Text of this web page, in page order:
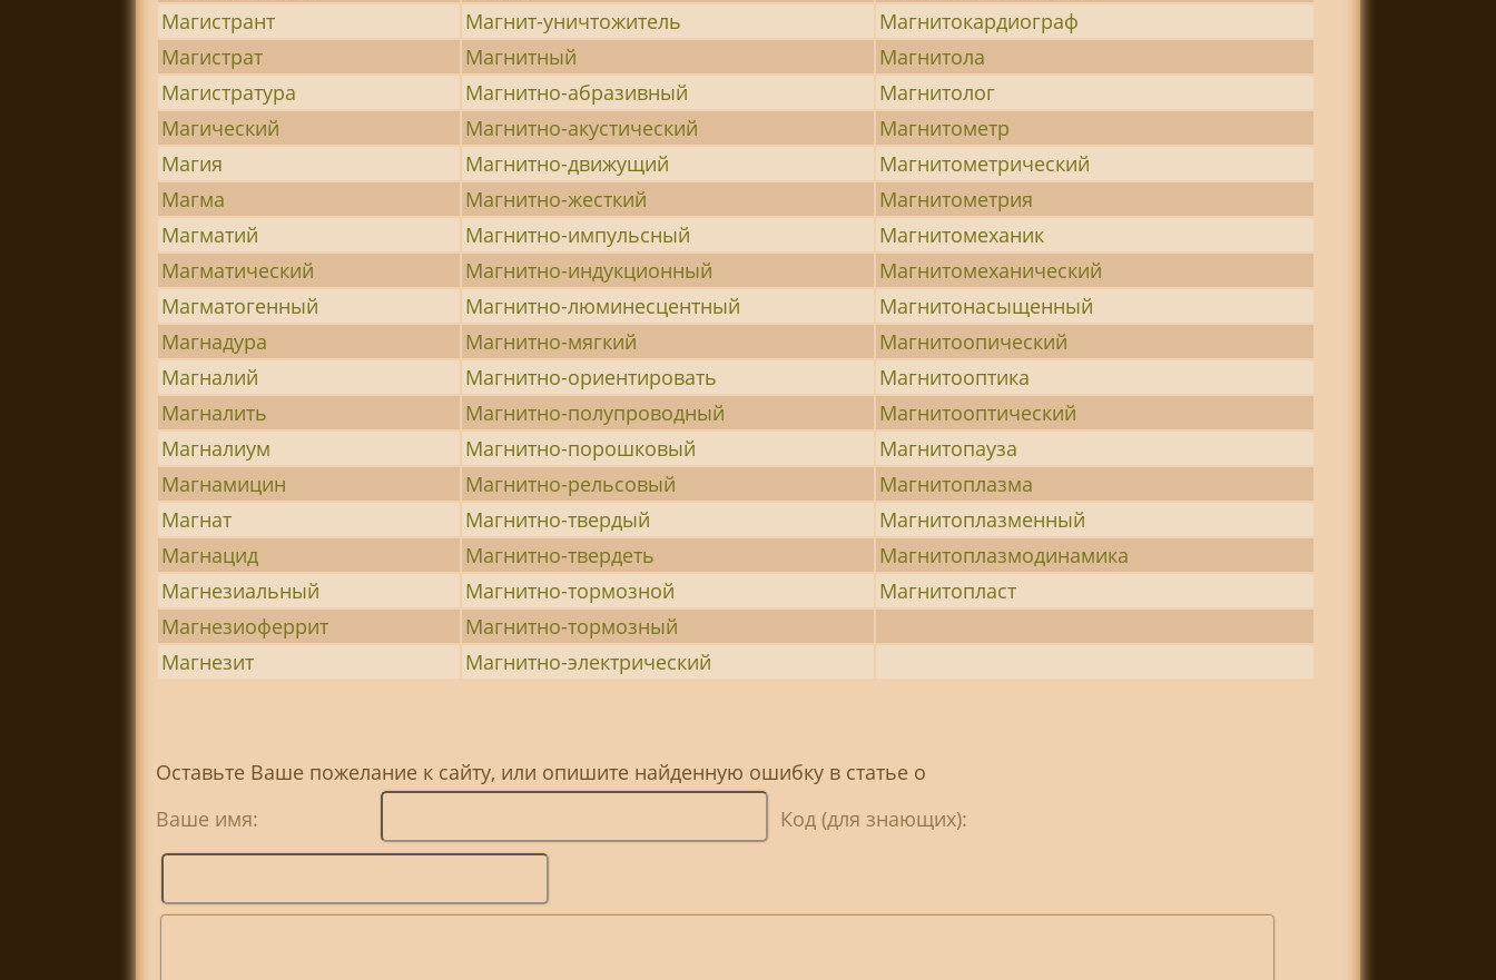
Магистрант
Магнит-уничтожитель
Магнитокардиограф
Магистрат
Магнитный
Магнитола
Магистратура
Магнитно-абразивный
Магнитолог
Магический
Магнитно-акустический
Магнитометр
Магия
Магнитно-движущий
Магнитометрический
Магма
Магнитно-жесткий
Магнитометрия
Магматий
Магнитно-импульсный
Магнитомеханик
Магматический
Магнитно-индукционный
Магнитомеханический
Магматогенный
Магнитно-люминесцентный
Магнитонасыщенный
Магнадура
Магнитно-мягкий
Магнитоопический
Магналий
Магнитно-ориентировать
Магнитооптика
Магналить
Магнитно-полупроводный
Магнитооптический
Магналиум
Магнитно-порошковый
Магнитопауза
Магнамицин
Магнитно-рельсовый
Магнитоплазма
Магнат
Магнитно-твердый
Магнитоплазменный
Магнацид
Магнитно-твердеть
Магнитоплазмодинамика
Магнезиальный
Магнитно-тормозной
Магнитопласт
Магнезиоферрит
Магнитно-тормозный
Магнезит
Магнитно-электрический
Оставьте Ваше пожелание к сайту, или опишите найденную ошибку в статье о
Ваше имя:
Код (для знающих):